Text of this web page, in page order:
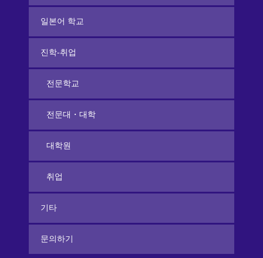
일본어 학교
진학-취업
전문학교
전문대・대학
대학원
취업
기타
문의하기